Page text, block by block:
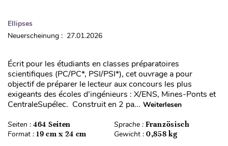
Ellipses
Neuerscheinung : 27.01.2026
Écrit pour les étudiants en classes préparatoires
scientifiques (PC/PC*, PSI/PSI*), cet ouvrage a pour
objectif de préparer le lecteur aux concours les plus
exigeants des écoles d’ingénieurs : X/ENS, Mines-Ponts et
CentraleSupélec. Construit en 2 pa... Weiterlesen
Seiten : 464 Seiten Sprache : Französisch
Format : 19 cm x 24 cm Gewicht : 0,858 kg